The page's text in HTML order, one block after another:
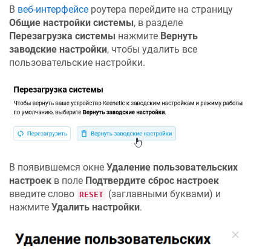
В веб-интерфейсе роутера перейдите на страницу
Общие настройки системы, в разделе
Перезагрузка системы нажмите Вернуть
заводские настройки, чтобы удалить все
пользовательские настройки.
В появившемся окне Удаление пользовательских
настроек в поле Подтвердите сброс настроек
введите слово RESET (заглавными буквами) и
нажмите Удалить настройки.